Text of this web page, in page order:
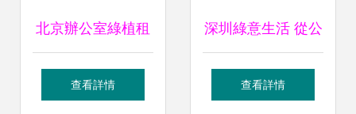
北京辦公室綠植租
賃 盆栽植物出租與
查看詳情
深圳綠意生活 從公
司租花到室內租賃
查看詳情